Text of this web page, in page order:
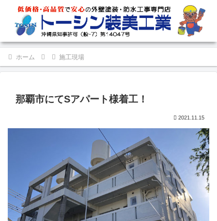
ホーム 施工現場
那覇市にてSアパート様着工！
2021.11.15